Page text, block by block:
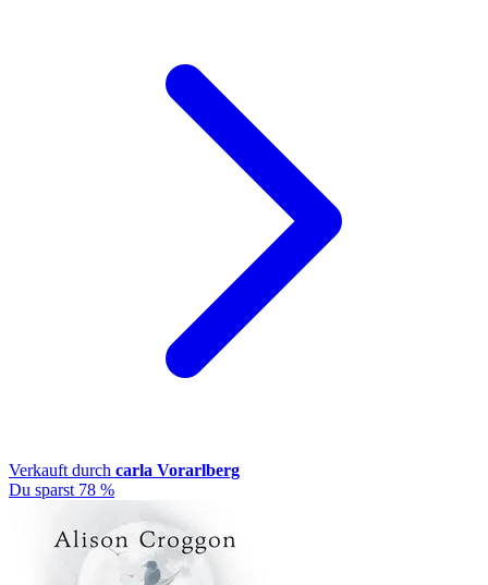
Verkauft durch carla Vorarlberg
Du sparst 78 %